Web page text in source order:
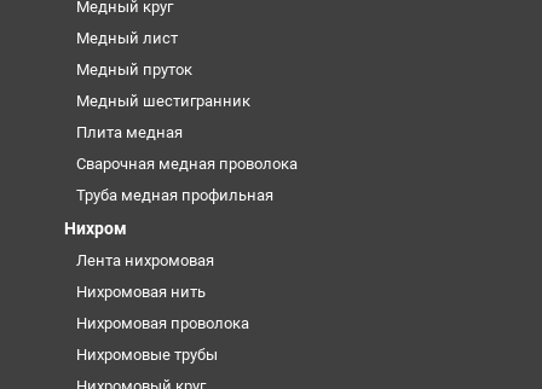
Медный круг
Медный лист
Медный пруток
Медный шестигранник
Плита медная
Сварочная медная проволока
Труба медная профильная
Нихром
Лента нихромовая
Нихромовая нить
Нихромовая проволока
Нихромовые трубы